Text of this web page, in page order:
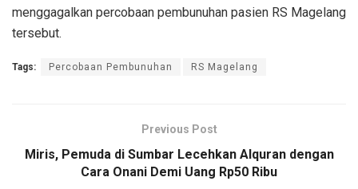
menggagalkan percobaan pembunuhan pasien RS Magelang
tersebut.
Tags: Percobaan Pembunuhan RS Magelang
Previous Post
Miris, Pemuda di Sumbar Lecehkan Alquran dengan
Cara Onani Demi Uang Rp50 Ribu